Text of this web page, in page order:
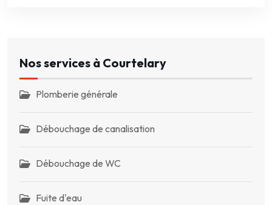
Nos services à Courtelary
Plomberie générale
Débouchage de canalisation
Débouchage de WC
Fuite d'eau